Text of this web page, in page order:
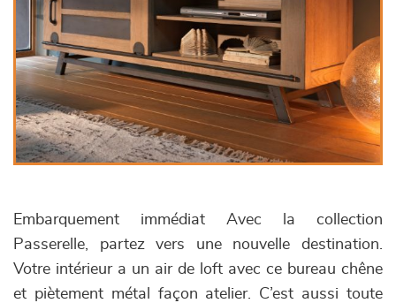
Embarquement immédiat Avec la collection
Passerelle, partez vers une nouvelle destination.
Votre intérieur a un air de loft avec ce bureau chêne
et piètement métal façon atelier. C’est aussi toute